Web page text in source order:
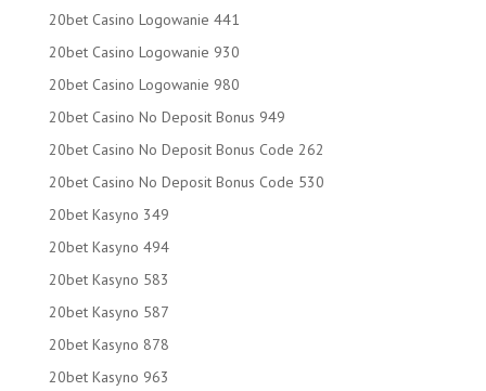
20bet Casino Logowanie 441
20bet Casino Logowanie 930
20bet Casino Logowanie 980
20bet Casino No Deposit Bonus 949
20bet Casino No Deposit Bonus Code 262
20bet Casino No Deposit Bonus Code 530
20bet Kasyno 349
20bet Kasyno 494
20bet Kasyno 583
20bet Kasyno 587
20bet Kasyno 878
20bet Kasyno 963